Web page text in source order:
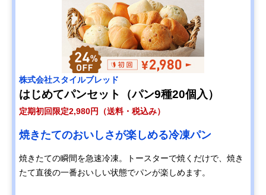
株式会社スタイルブレッド
はじめてパンセット（パン9種20個入）
定期初回限定2,980円（送料・税込み）
焼きたてのおいしさが楽しめる冷凍パン
焼きたての瞬間を急速冷凍。トースターで焼くだけで、焼き
たて直後の一番おいしい状態でパンが楽しめます。